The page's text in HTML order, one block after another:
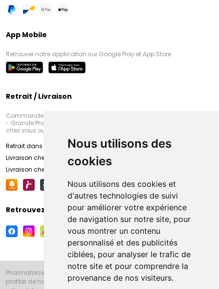
Nous utilisons des
cookies
Nous utilisons des cookies et
d'autres technologies de suivi
pour améliorer votre expérience
de navigation sur notre site, pour
vous montrer un contenu
personnalisé et des publicités
ciblées, pour analyser le trafic de
notre site et pour comprendre la
provenance de nos visiteurs.
App Mobile
Retrouver notre application sur Google Play et App Store
Retrait / Livraison
Commandez en ligne et venez chercher votre commande à Amiens
- Grande Pharmacie d’Amiens (Fachon) ou recevez-là rapidement
chez vous ou en point retrait
Retrait dans la pharmacie d’Amiens
Livraison chez vous
Livraison chez votre commerçant
Retrouvez-nous sur vos réseaux sociaux
Pharmaforce.fr et la Grande Pharmacie d’Amiens vous souhaitent de
profiter de notre accueil, de nos conseils pharmaceutiques,